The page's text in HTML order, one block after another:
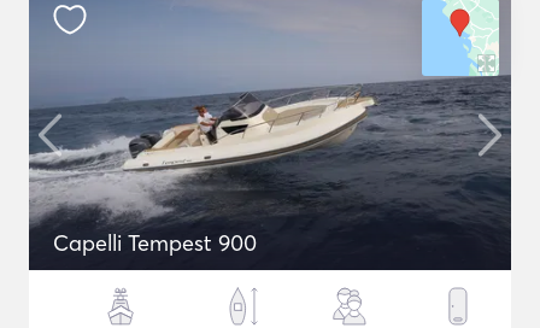
Capelli Tempest 900